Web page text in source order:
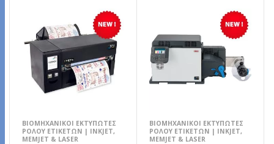
ΒΙΟΜΗΧΑΝΙΚΟΊ ΕΚΤΥΠΩΤΈΣ
ΡΟΛΟΎ ΕΤΙΚΕΤΏΝ | INKJET,
MEMJET & LASER
ΒΙΟΜΗΧΑΝΙΚΟΊ ΕΚΤΥΠΩΤΈΣ
ΡΟΛΟΎ ΕΤΙΚΕΤΏΝ | INKJET,
MEMJET & LASER